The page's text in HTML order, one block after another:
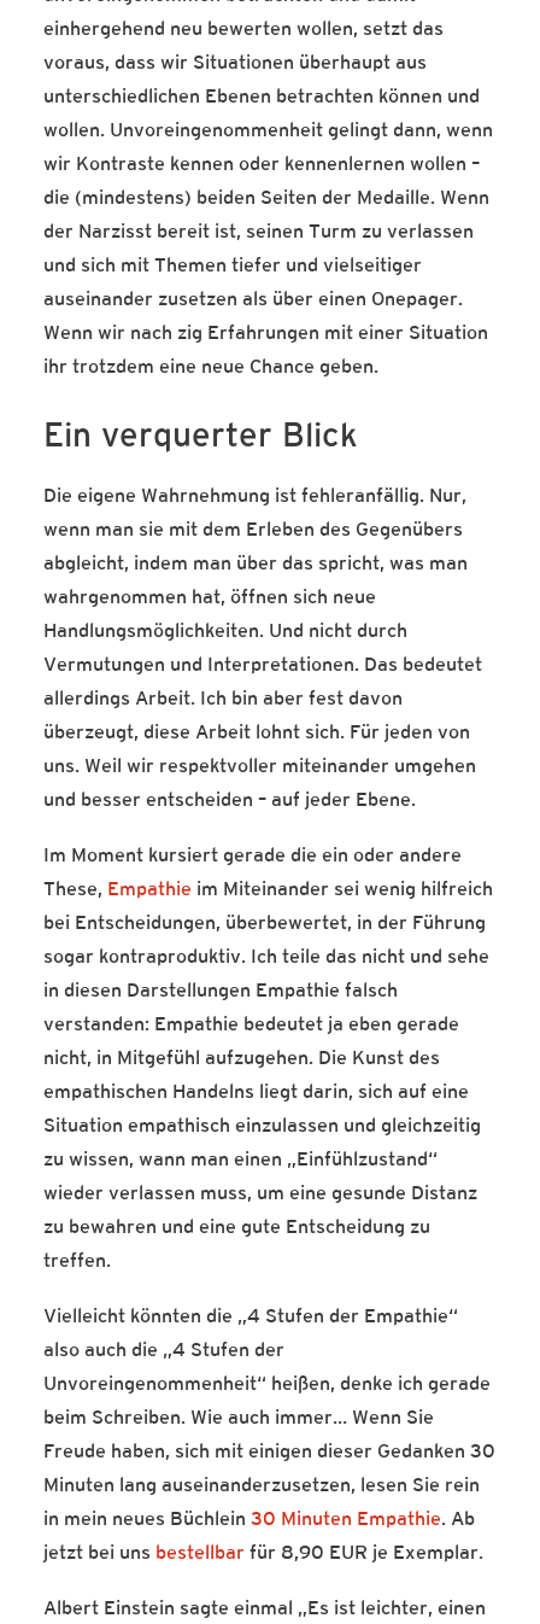
einhergehend neu bewerten wollen, setzt das
voraus, dass wir Situationen überhaupt aus
unterschiedlichen Ebenen betrachten können und
wollen. Unvoreingenommenheit gelingt dann, wenn
wir Kontraste kennen oder kennenlernen wollen –
die (mindestens) beiden Seiten der Medaille. Wenn
der Narzisst bereit ist, seinen Turm zu verlassen
und sich mit Themen tiefer und vielseitiger
auseinander zusetzen als über einen Onepager.
Wenn wir nach zig Erfahrungen mit einer Situation
ihr trotzdem eine neue Chance geben.
Ein verquerter Blick
Die eigene Wahrnehmung ist fehleranfällig. Nur,
wenn man sie mit dem Erleben des Gegenübers
abgleicht, indem man über das spricht, was man
wahrgenommen hat, öffnen sich neue
Handlungsmöglichkeiten. Und nicht durch
Vermutungen und Interpretationen. Das bedeutet
allerdings Arbeit. Ich bin aber fest davon
überzeugt, diese Arbeit lohnt sich. Für jeden von
uns. Weil wir respektvoller miteinander umgehen
und besser entscheiden – auf jeder Ebene.
Im Moment kursiert gerade die ein oder andere
These, Empathie im Miteinander sei wenig hilfreich
bei Entscheidungen, überbewertet, in der Führung
sogar kontraproduktiv. Ich teile das nicht und sehe
in diesen Darstellungen Empathie falsch
verstanden: Empathie bedeutet ja eben gerade
nicht, in Mitgefühl aufzugehen. Die Kunst des
empathischen Handelns liegt darin, sich auf eine
Situation empathisch einzulassen und gleichzeitig
zu wissen, wann man einen „Einfühlzustand“
wieder verlassen muss, um eine gesunde Distanz
zu bewahren und eine gute Entscheidung zu
treffen.
Vielleicht könnten die „4 Stufen der Empathie“
also auch die „4 Stufen der
Unvoreingenommenheit“ heißen, denke ich gerade
beim Schreiben. Wie auch immer… Wenn Sie
Freude haben, sich mit einigen dieser Gedanken 30
Minuten lang auseinanderzusetzen, lesen Sie rein
in mein neues Büchlein 30 Minuten Empathie. Ab
jetzt bei uns bestellbar für 8,90 EUR je Exemplar.
Albert Einstein sagte einmal „Es ist leichter, einen